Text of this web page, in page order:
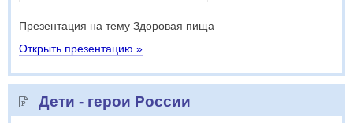
Презентация на тему Здоровая пища
Открыть презентацию »
Дети - герои России